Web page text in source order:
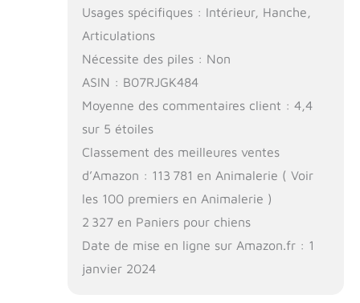
Usages spécifiques : Intérieur, Hanche,
Articulations
Nécessite des piles : Non
ASIN : B07RJGK484
Moyenne des commentaires client : 4,4
sur 5 étoiles
Classement des meilleures ventes
d’Amazon : 113 781 en Animalerie ( Voir
les 100 premiers en Animalerie )
2 327 en Paniers pour chiens
Date de mise en ligne sur Amazon.fr : 1
janvier 2024